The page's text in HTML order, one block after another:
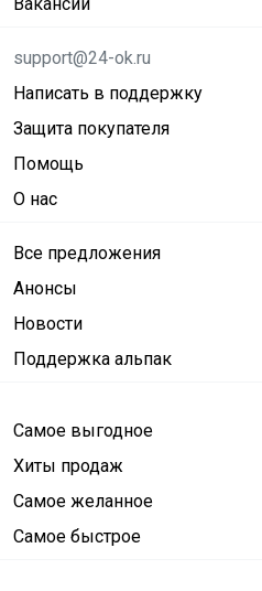
support@24-ok.ru
Написать в поддержку
Защита покупателя
Помощь
О нас
Все предложения
Анонсы
Новости
Поддержка альпак
Самое выгодное
Хиты продаж
Самое желанное
Самое быстрое